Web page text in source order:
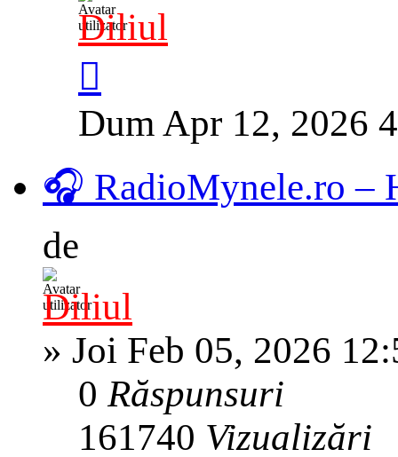
Diliul
Dum Apr 12, 2026
🎧 RadioMynele.ro –
de
Diliul
» Joi Feb 05, 2026
0Răspunsuri
161740 Vizualizări